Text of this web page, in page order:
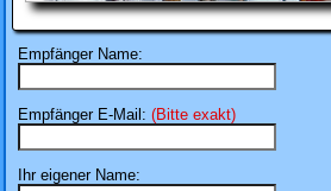
Empfänger Name:
Empfänger E-Mail: (Bitte exakt)
Ihr eigener Name: